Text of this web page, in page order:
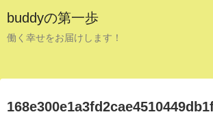
buddyの第一歩
働く幸せをお届けします！